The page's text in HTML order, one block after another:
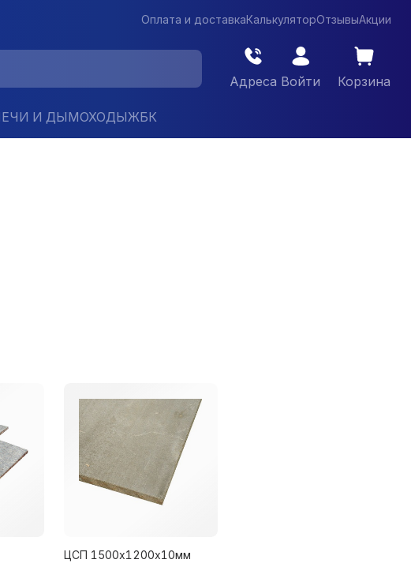
Оплата и доставкаКалькуляторОтзывыАкции
Адреса Войти Корзина
И ДЫМОХОДЫЖБК
ЦСП 1500х1200х10мм